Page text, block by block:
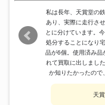
OJ
Modello Sette オ
アスターホビー
機関
私は長年、天賞堂の
あり、実際に走行さ
とに分けています。
処分することになり
品が6個。使用済み品
れて買取に出しまし
か知りたかったので
天